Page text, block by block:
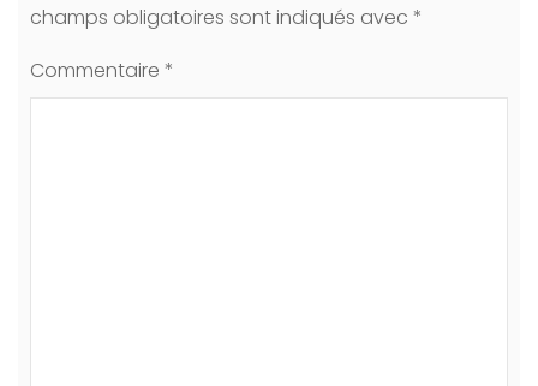
champs obligatoires sont indiqués avec *
Commentaire *